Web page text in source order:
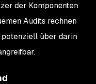
der Komponenten
Audits rechnen
potenziell über darin